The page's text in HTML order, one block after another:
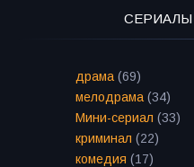
драма (69)
мелодрама (34)
Мини-сериал (33)
криминал (22)
комедия (17)